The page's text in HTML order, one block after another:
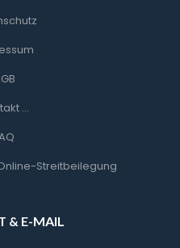
…
Streitbeilegung
& E-MAIL